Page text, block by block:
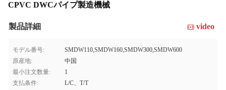
CPVC DWCパイプ製造機械
製品詳細 video
モデル番号:
SMDW110,SMDW160,SMDW300,SMDW600
原産地:
中国
最小注文数量:
1
支払条件:
L/C、T/T